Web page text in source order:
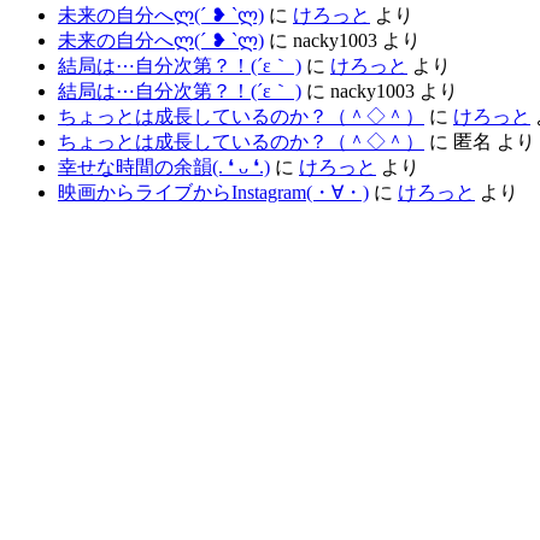
未来の自分へლ⁠(⁠´⁠ ⁠❥⁠ ⁠`⁠ლ⁠) に けろっと より
未来の自分へლ⁠(⁠´⁠ ⁠❥⁠ ⁠`⁠ლ⁠) に nacky1003 より
結局は⋯自分次第？！(´ε｀ ) に けろっと より
結局は⋯自分次第？！(´ε｀ ) に nacky1003 より
ちょっとは成長しているのか？（＾◇＾）
に けろっと
ちょっとは成長しているのか？（＾◇＾）
に 匿名 より
幸せな時間の余韻(⁠.⁠ ⁠❛⁠ ⁠ᴗ⁠ ⁠❛⁠.⁠) に けろっと より
映画からライブからInstagram(⁠・⁠∀⁠・⁠) に けろっと より